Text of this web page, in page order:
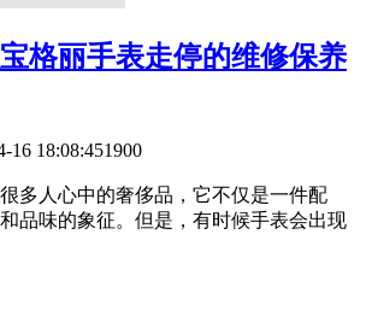
宝格丽手表走停的维修保养
16 18:08:451900
多人心中的奢侈品，它不仅是一件配
品味的象征。但是，有时候手表会出现